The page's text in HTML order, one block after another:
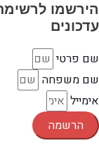
הירשמו
עדכונים
שם פרטי
שם משפחה
אימייל
הרשמה